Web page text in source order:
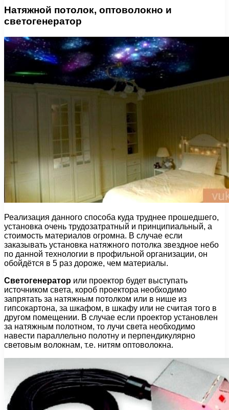
Натяжной потолок, оптоволокно и
светогенератор
Реализация данного способа куда труднее прошедшего,
установка очень трудозатратный и принципиальный, а
стоимость материалов огромна. В случае если
заказывать установка натяжного потолка звездное небо
по данной технологии в профильной организации, он
обойдётся в 5 раз дороже, чем материалы.
Светогенератор или проектор будет выступать
источником света, короб проектора необходимо
запрятать за натяжным потолком или в нише из
гипсокартона, за шкафом, в шкафу или не считая того в
другом помещении. В случае если проектор установлен
за натяжным полотном, то лучи света необходимо
навести параллельно полотну и перпендикулярно
световым волокнам, т.е. нитям оптоволокна.